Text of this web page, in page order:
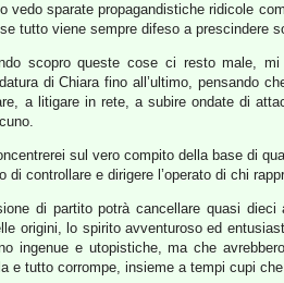
vedo sparate propagandistiche ridicole
tutto viene sempre difeso a prescindere
scopro queste cose ci resto male,
di Chiara fino all’ultimo, pensando
a litigare in rete, a subire ondate di
sul vero compito della base di
di controllare e dirigere l’operato di chi
di partito potrà cancellare quasi
origini, lo spirito avventuroso ed
ingenue e utopistiche, ma che
e tutto corrompe, insieme a tempi cupi